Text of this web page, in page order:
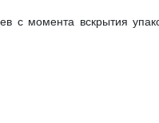
с момента вскрытия